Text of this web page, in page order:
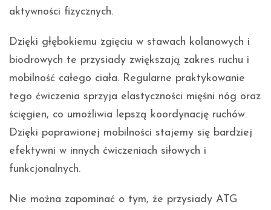
aktywności fizycznych.
Dzięki głębokiemu zgięciu w stawach kolanowych i
biodrowych te przysiady zwiększają zakres ruchu i
mobilność całego ciała. Regularne praktykowanie
tego ćwiczenia sprzyja elastyczności mięśni nóg oraz
ścięgien, co umożliwia lepszą koordynację ruchów.
Dzięki poprawionej mobilności stajemy się bardziej
efektywni w innych ćwiczeniach siłowych i
funkcjonalnych.
Nie można zapominać o tym, że przysiady ATG